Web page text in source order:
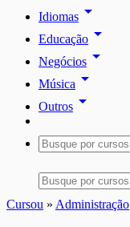
Idiomas arrow_drop_down
Educação arrow_drop_down
Negócios arrow_drop_down
Música arrow_drop_down
Outros arrow_drop_down
Cursou » Administração